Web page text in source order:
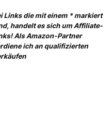
Links die mit einem * markiert
handelt es sich um Affiliate-
Als Amazon-Partner
ich an qualifizierten